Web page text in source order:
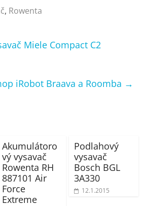
, Rowenta
Miele Compact C2
iRobot Braava a Roomba →
Akumulátoro
vý vysavač
Rowenta RH
887101 Air
Force
Extreme
Podlahový
vysavač
Bosch BGL
3A330
12.1.2015